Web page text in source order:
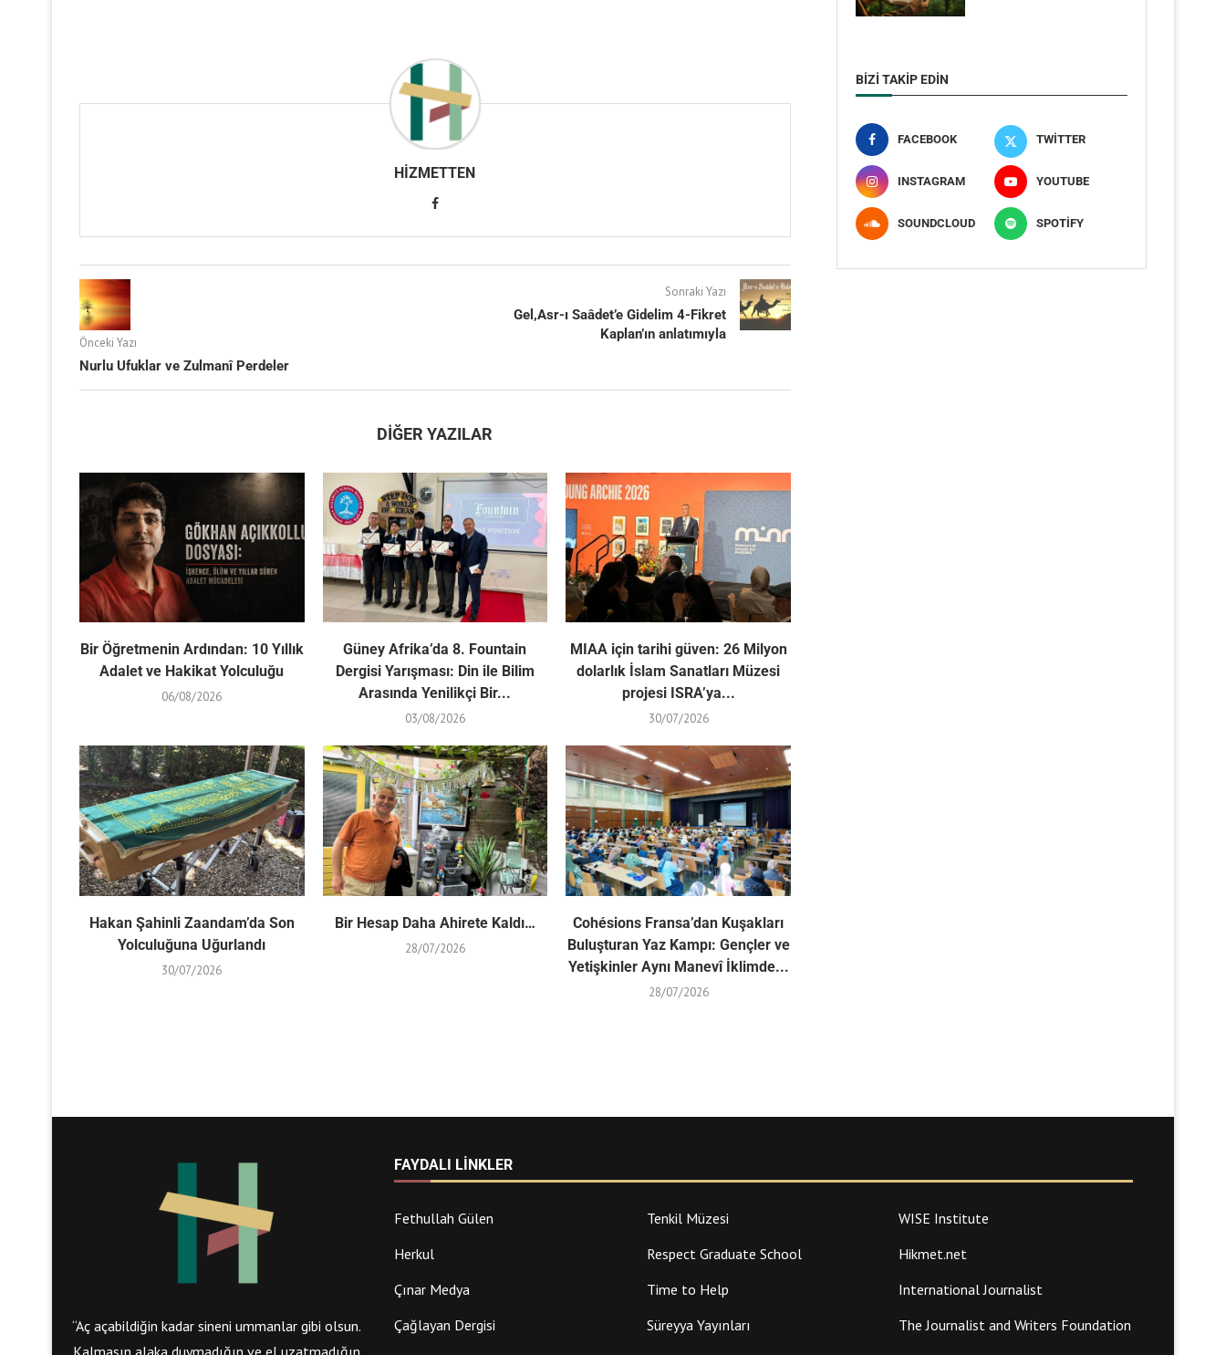
HIZMETTEN
Önceki Yazı
Nurlu Ufuklar ve Zulmanî Perdeler
Sonraki Yazı
Gel,Asr-ı Saâdet’e Gidelim 4-Fikret
Kaplan’ın anlatımıyla
DIĞER YAZILAR
Bir Öğretmenin Ardından: 10 Yıllık
Adalet ve Hakikat Yolculuğu
06/08/2026
Güney Afrika’da 8. Fountain
Dergisi Yarışması: Din ile Bilim
Arasında Yenilikçi Bir...
03/08/2026
MIAA için tarihi güven: 26 Milyon
dolarlık İslam Sanatları Müzesi
projesi ISRA’ya...
30/07/2026
Hakan Şahinli Zaandam’da Son
Yolculuğuna Uğurlandı
30/07/2026
Bir Hesap Daha Ahirete Kaldı…
28/07/2026
Cohésions Fransa’dan Kuşakları
Buluşturan Yaz Kampı: Gençler ve
Yetişkinler Aynı Manevî İklimde...
28/07/2026
BIZI TAKIP EDIN
FACEBOOK TWITTER
INSTAGRAM YOUTUBE
SOUNDCLOUD SPOTIFY
“Aç açabildiğin kadar sineni ummanlar gibi olsun.
Kalmasın alaka duymadığın ve el uzatmadığın
FAYDALI LINKLER
Fethullah Gülen Tenkil Müzesi
WISE Institute
Herkul
Respect Graduate School
Hikmet.net
Çınar Medya
Time to Help
International Journalist
Çağlayan Dergisi
Süreyya Yayınları
The Journalist and Writers Foundation